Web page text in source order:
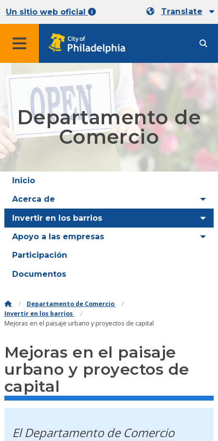
Un sitio web oficial Translate
Departamento de
Comercio
Inicio
Acerca de
Invertir en los barrios
Apoyo a las empresas
Participación
Documentos
Departamento de Comercio
Invertir en los barrios
Mejoras en el paisaje urbano y proyectos de capital
Mejoras en el paisaje
urbano y proyectos de
capital
El Departamento de Comercio